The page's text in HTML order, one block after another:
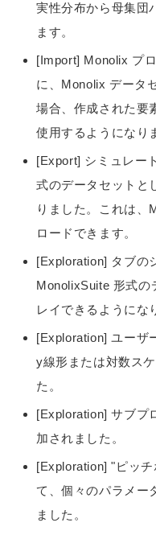
実性分布から母集団
ます。
[Import] Monolix プ
に、Monolix データ
場合、作成された要
使用するようになり
[Export] シミュレー
式のデータセットと
りました。これは、
ロードできます。
[Exploration] タブの
MonolixSuite 形式の
レイできるようにな
[Exploration] ユーザ
y線形または対数ス
た。
[Exploration] サブプ
加されました。
[Exploration] "ピッ
て、個々のパラメー
ました。